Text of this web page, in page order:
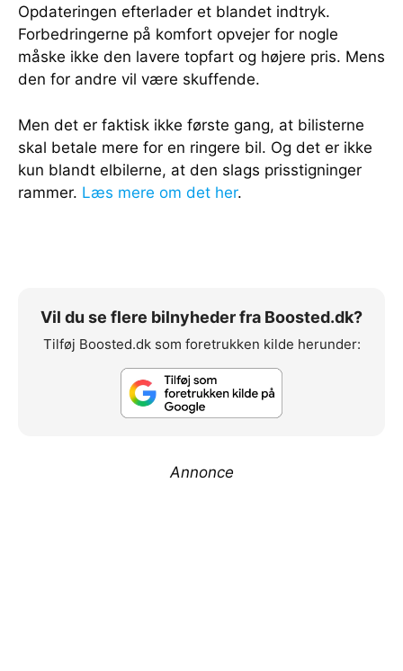
Opdateringen efterlader et blandet indtryk.
Forbedringerne på komfort opvejer for nogle
måske ikke den lavere topfart og højere pris. Mens
den for andre vil være skuffende.
Men det er faktisk ikke første gang, at bilisterne
skal betale mere for en ringere bil. Og det er ikke
kun blandt elbilerne, at den slags prisstigninger
rammer. Læs mere om det her.
Vil du se flere bilnyheder fra Boosted.dk?
Tilføj Boosted.dk som foretrukken kilde herunder:
Annonce